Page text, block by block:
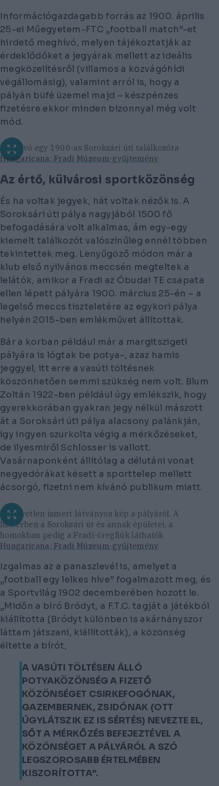
Információgazdagabb forrás az 1900. április
25-ei Műegyetem-FTC „football match”-et
hirdető meghívó, melyen tájékoztatják az
érdeklődőket a jegyárak mellett az ideális
megközelítésről (villamos a közvágóhídi
végállomásig), valamint arról is, hogy a
pályán büfé üzemel majd – készpénzes
fizetésre ekkor minden bizonnyal még volt
mód.
Meghívó egy 1900-as Soroksári úti találkozóra
Hungaricana: Fradi Múzeum-gyűjtemény
Az értő, külvárosi sportközönség
És ha voltak jegyek, hát voltak nézők is. A
Soroksári úti pálya nagyjából 1500 fő
befogadására volt alkalmas, ám egy-egy
kiemelt találkozót valószínűleg ennél többen
tekintettek meg. Lenyűgöző módon már a
klub első nyilvános meccsén megteltek a
lelátók, amikor a Fradi az Óbudai TE csapata
ellen lépett pályára 1900. március 25-én – a
legelső meccs tiszteletére az egykori pálya
helyén 2015-ben emlékművet állítottak.
Bár a korban például már a margitszigeti
pályára is lógtak be potya-, azaz hamis
jeggyel, itt erre a vasúti töltésnek
köszönhetően semmi szükség nem volt. Blum
Zoltán 1922-ben például úgy emlékszik, hogy
gyerekkorában gyakran jegy nélkül mászott
át a Soroksári úti pálya alacsony palánkján,
így ingyen szurkolta végig a mérkőzéseket,
de ilyesmiről Schlosser is vallott.
Vasárnaponként állítólag a délutáni vonat
negyedórákat késett a sporttelep mellett
ácsorgó, fizetni nem kívánó publikum miatt.
Az egyetlen ismert látványos kép a pályáról. A
háttérben a Soroksári út és annak épületei, a
homokban pedig a Fradi-öregfiúk láthatók
Hungaricana: Fradi Múzeum-gyűjtemény
Izgalmas az a panaszlevél is, amelyet a
„football egy lelkes híve” fogalmazott meg, és
a Sportvilág 1902 decemberében hozott le.
„Midőn a bíró Bródyt, a F.T.C. tagját a játékból
kiállította (Bródyt különben is akárhányszor
láttam játszani, kiállították), a közönség
éltette a bírót,
A VASÚTI TÖLTÉSEN ÁLLÓ
POTYAKÖZÖNSÉG A FIZETŐ
KÖZÖNSÉGET CSIRKEFOGÓNAK,
GAZEMBERNEK, ZSIDÓNAK (OTT
ÚGYLÁTSZIK EZ IS SÉRTÉS) NEVEZTE EL,
SŐT A MÉRKŐZÉS BEFEJEZTÉVEL A
KÖZÖNSÉGET A PÁLYÁRÓL A SZÓ
LEGSZOROSABB ÉRTELMÉBEN
KISZORÍTOTTA”.